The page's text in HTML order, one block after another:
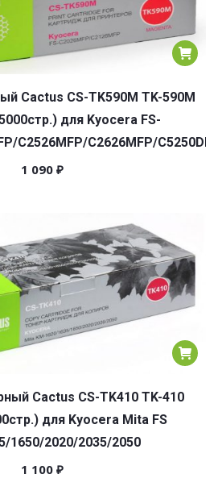
Cactus CS-TK590M TK-590M
для Kyocera FS-
C2526MFP/C2626MFP/C5250DN
1 090 ₽
Cactus CS-TK410 TK-410
для Kyocera Mita FS
1650/2020/2035/2050
1 100 ₽